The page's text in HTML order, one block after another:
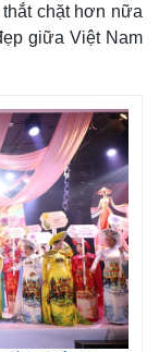
Quốc phòng
chặt hơn nữa
giữa Việt Nam